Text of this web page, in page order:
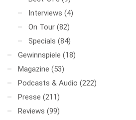
Interviews (4)
On Tour (82)
Specials (84)
Gewinnspiele (18)
Magazine (53)
Podcasts & Audio (222)
Presse (211)
Reviews (99)